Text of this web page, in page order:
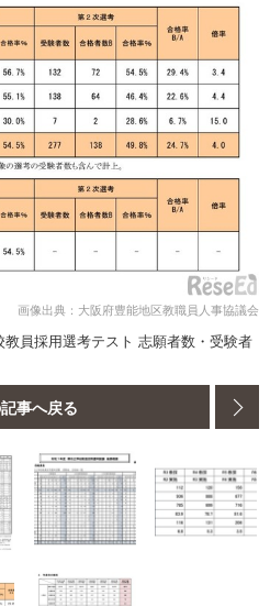
画像出典：大阪府豊能地区教職員人事協議会
員採用選考テスト 志願者数・受験者
記事へ戻る